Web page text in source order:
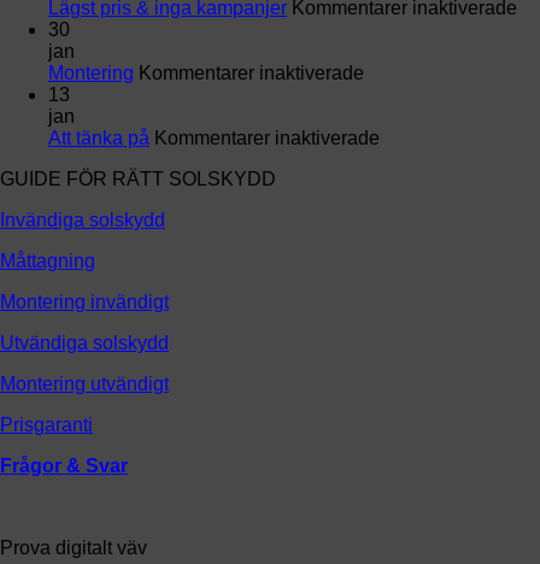
–
markis
ny
Lägst pris & inga kampanjer Kommentarer inaktiverade
30
jan
Montering Kommentarer inaktiverade
13
jan
Att tänka på Kommentarer inaktiverade
GUIDE FÖR RÄTT SOLSKYDD
Invändiga solskydd
Måttagning
Montering invändigt
Utvändiga solskydd
Montering utvändigt
Prisgaranti
Frågor & Svar
Prova digitalt väv